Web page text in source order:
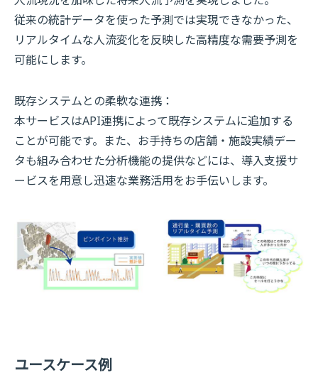
従来の統計データを使った予測では実現できなかった、
リアルタイムな人流変化を反映した高精度な需要予測を
可能にします。
既存システムとの柔軟な連携：
本サービスはAPI連携によって既存システムに追加する
ことが可能です。また、お手持ちの店舗・施設実績デー
タも組み合わせた分析機能の提供などには、導入支援サ
ービスを用意し迅速な業務活用をお手伝いします。
ユースケース例